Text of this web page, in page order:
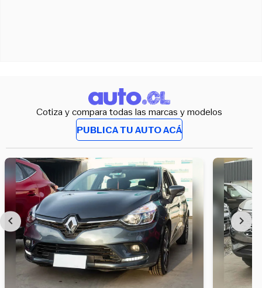
Cotiza y compara todas las marcas y modelos
PUBLICA TU AUTO ACÁ